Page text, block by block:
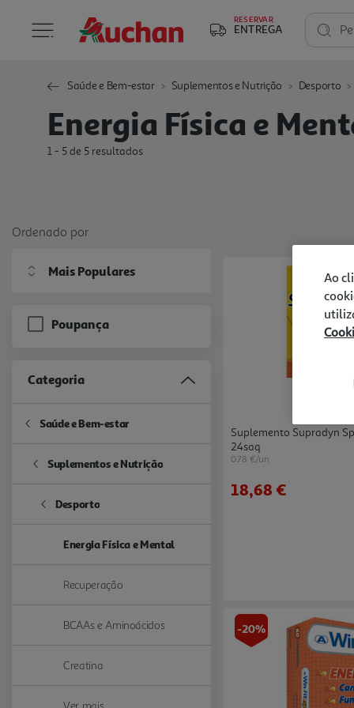
RESERVAR
ENTREGA
Saúde e Bem-estar Suplementos e Nutrição Desporto
Energia Física e
1 - 5 de 5 resultados
Ordenado por
Mais Populares
Poupança
Categoria
Saúde e Bem-estar
Refine by Categoria: Saúde e Bem-estar
Suplementos e Nutrição
Refine by Categoria: Suplementos e Nutrição
Desporto
Refine by Categoria: Desporto
Energia Física e Mental
selected Currently Refined by Categoria: Energia Física e Mental
Recuperação
Refine by Categoria: Recuperação
BCAAs e Aminoácidos
Refine by Categoria: BCAAs e Aminoácidos
Creatina
Refine by Categoria: Creatina
Ver mais
Suplemento Supradyn
24saq
0.78 €/un
18,68 €
-20%
Ao